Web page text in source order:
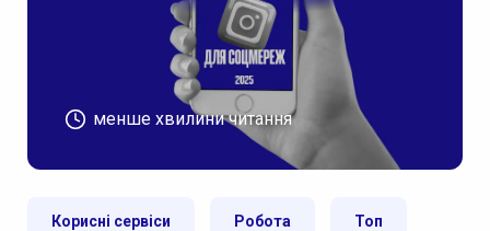
менше хвилини читання
Корисні сервіси Робота Топ